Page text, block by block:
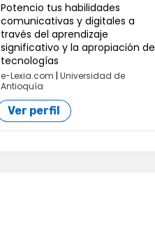
Potencio tus habilidades
comunicativas y digitales a
través del aprendizaje
significativo y la apropiación de
tecnologías
e-Lexia.com | Universidad de
Antioquía
Ver perfil